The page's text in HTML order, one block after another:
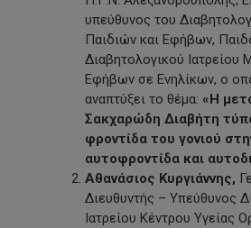
υπεύθυνος του
Παιδιών και Εφήβων,
Διαβητολογικού Ιατρείου
Εφήβων σε Ενηλίκων, ο
αναπτύξει το θέμα: «Η
Σακχαρώδη Διαβήτη
φροντίδα του γονιού
αυτοφροντίδα και
Αθανάσιος Κυργιάννης,
Διευθυντής – Υπεύθυνος
Ιατρείου Κέντρου Υγείας